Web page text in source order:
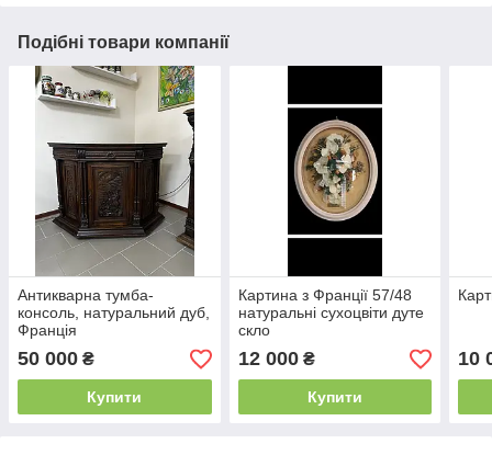
Подібні товари компанії
Антикварна тумба-
консоль, натуральний дуб,
Франція
50 000 ₴
Купити
Картина з Франції 57/48
натуральні сухоцвіти дуте
скло
12 000₴
Купити
10